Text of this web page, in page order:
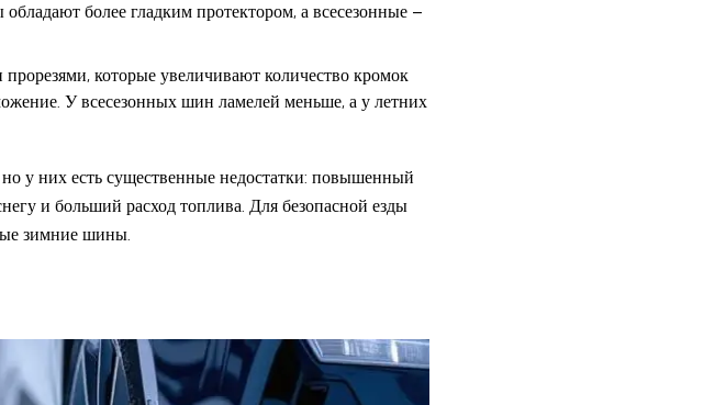
более гладким протектором, а всесезонные –
которые увеличивают количество кромок
У всесезонных шин ламелей меньше, а у летних
у них есть существенные недостатки: повышенный
и больший расход топлива. Для безопасной езды
зимние шины.